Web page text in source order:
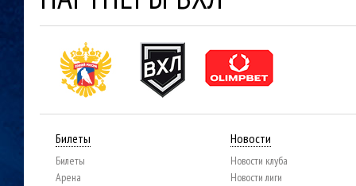
Билеты
Билеты
Арена
Новости
Новости клуба
Новости лиги